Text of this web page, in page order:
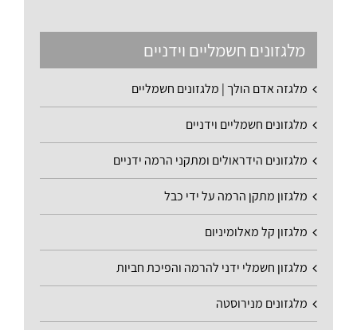
מלגזונים חשמליים וידניים
מלגזה אדם הולך | מלגזונים חשמליים
מלגזונים חשמליים וידניים
מלגזונים הידראולים ומתקני הרמה ידניים
מלגזון מתקן הרמה על ידי כבל
מלגזון קל מאלומיניום
מלגזון חשמלי ידני להרמה והפיכת חביות
מלגזונים מנירוסטה